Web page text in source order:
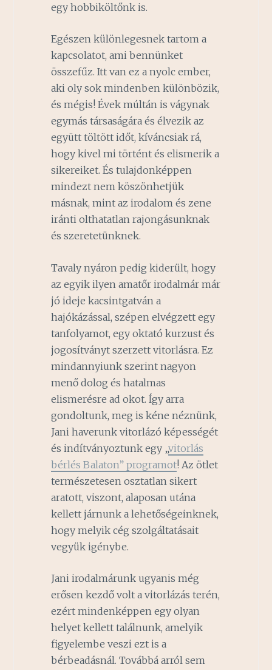
egy hobbiköltőnk is.
Egészen különlegesnek tartom a
kapcsolatot, ami bennünket
összefűz. Itt van ez a nyolc ember,
aki oly sok mindenben különbözik,
és mégis! Évek múltán is vágynak
egymás társaságára és élvezik az
együtt töltött időt, kíváncsiak rá,
hogy kivel mi történt és elismerik a
sikereiket. És tulajdonképpen
mindezt nem köszönhetjük
másnak, mint az irodalom és zene
iránti olthatatlan rajongásunknak
és szeretetünknek.
Tavaly nyáron pedig kiderült, hogy
az egyik ilyen amatőr irodalmár már
jó ideje kacsintgatván a
hajókázással, szépen elvégzett egy
tanfolyamot, egy oktató kurzust és
jogosítványt szerzett vitorlásra. Ez
mindannyiunk szerint nagyon
menő dolog és hatalmas
elismerésre ad okot. Így arra
gondoltunk, meg is kéne néznünk,
Jani haverunk vitorlázó képességét
és indítványoztunk egy „vitorlás
bérlés Balaton” programot! Az ötlet
természetesen osztatlan sikert
aratott, viszont, alaposan utána
kellett járnunk a lehetőségeinknek,
hogy melyik cég szolgáltatásait
vegyük igénybe.
Jani irodalmárunk ugyanis még
erősen kezdő volt a vitorlázás terén,
ezért mindenképpen egy olyan
helyet kellett találnunk, amelyik
figyelembe veszi ezt is a
bérbeadásnál. Továbbá arról sem